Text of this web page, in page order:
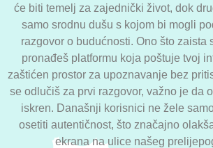
će biti temelj za zajednički život, dok
samo srodnu dušu s kojom bi mogli
razgovor o budućnosti. Ono što zaista
pronađeš platformu koja poštuje tvoj
zaštićen prostor za upoznavanje bez
se odlučiš za prvi razgovor, važno je da
iskren. Današnji korisnici ne žele
osetiti autentičnost, što značajno
ekrana na ulice našeg